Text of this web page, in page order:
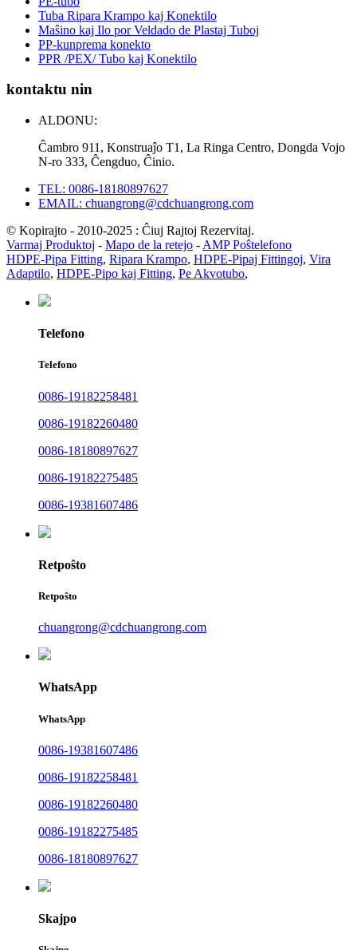
Tuba Ripara Krampo kaj Konektilo
Maŝino kaj Ilo por Veldado de Plastaj Tuboj
PP-kunprema konekto
PPR /PEX/ Tubo kaj Konektilo
kontaktu nin
ALDONU:
Ĉambro 911, Konstruaĵo T1, La Ringa Centro, Dongda Vojo
N-ro 333, Ĉengduo, Ĉinio.
TEL: 0086-18180897627
EMAIL: chuangrong@cdchuangrong.com
© Kopirajto - 2010-2025 : Ĉiuj Rajtoj Rezervitaj.
Varmaj Produktoj - Mapo de la retejo - AMP Poŝtelefono
HDPE-Pipa Fitting, Ripara Krampo, HDPE-Pipaj Fittingoj, Vira
Adaptilo, HDPE-Pipo kaj Fitting, Pe Akvotubo,
Telefono
Telefono
0086-19182258481
0086-19182260480
0086-18180897627
0086-19182275485
0086-19381607486
Retpoŝto
Retpoŝto
chuangrong@cdchuangrong.com
WhatsApp
WhatsApp
0086-19381607486
0086-19182258481
0086-19182260480
0086-19182275485
0086-18180897627
Skajpo